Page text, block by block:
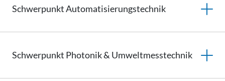
SchwerpunktAutomatisierungstechnik
Schwerpunkt Photonik &Umweltmesstechnik